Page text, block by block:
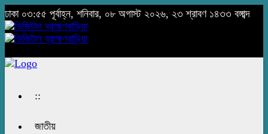
ঢাকা ০৩:৫৫ পূর্বাহ্ন, শনিবার, ০৮ অগাস্ট ২০২৬, ২৩ শ্রাবণ ১৪৩৩ বঙ্গাব্দ
::
জাতীয়